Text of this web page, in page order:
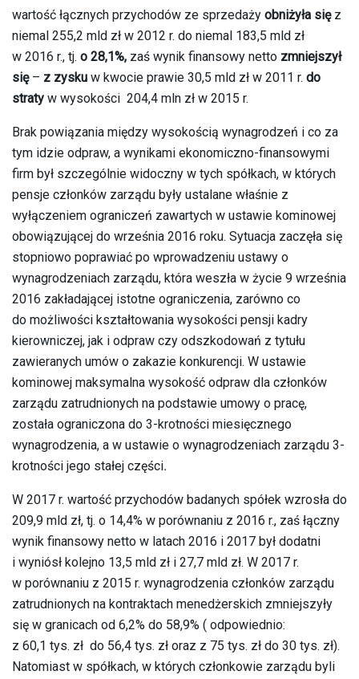
wartość łącznych przychodów ze sprzedaży obniżyła sięz
niemal 255,2 mld zł w 2012 r. do niemal 183,5 mld zł
w 2016 r., tj. o 28,1%, zaś wynik finansowy netto zmniejszył
się– z zysku w kwocie prawie 30,5 mld zł w 2011 r. do
straty w wysokości 204,4 mln zł w 2015 r.
Brak powiązania między wysokością wynagrodzeń i co za
tym idzie odpraw, a wynikami ekonomiczno-finansowymi
firm był szczególnie widoczny w tych spółkach, w których
pensje członków zarządu były ustalane właśnie z
wyłączeniem ograniczeń zawartych w ustawie kominowej
obowiązującej do września 2016 roku. Sytuacja zaczęła się
stopniowo poprawiać po wprowadzeniu ustawy o
wynagrodzeniach zarządu, która weszła w życie 9 września
2016 zakładającej istotne ograniczenia, zarówno co
do możliwości kształtowania wysokości pensji kadry
kierowniczej, jak i odpraw czy odszkodowań z tytułu
zawieranych umów o zakazie konkurencji. W ustawie
kominowej maksymalna wysokość odpraw dla członków
zarządu zatrudnionych na podstawie umowy o pracę,
została ograniczona do 3-krotności miesięcznego
wynagrodzenia, a w ustawie o wynagrodzeniach zarządu 3-
krotności jego stałej części.
W 2017 r. wartość przychodów badanych spółek wzrosła do
209,9 mld zł, tj. o 14,4% w porównaniu z 2016 r., zaś łączny
wynik finansowy netto w latach 2016 i 2017 był dodatni
i wyniósł kolejno 13,5 mld zł i 27,7 mld zł. W 2017 r.
w porównaniu z 2015 r. wynagrodzenia członków zarządu
zatrudnionych na kontraktach menedżerskich zmniejszyły
się w granicach od 6,2% do 58,9% ( odpowiednio:
z 60,1 tys. zł do 56,4 tys. zł oraz z 75 tys. zł do 30 tys. zł).
Natomiast w spółkach, w których członkowie zarządu byli